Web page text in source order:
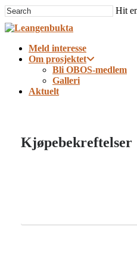
Skip
to
main
Hit
Close
Menu Meld interesse
Om prosjektet
Bli OBOS-medlem
Galleri
Aktuelt
Kjøpebekreftelser